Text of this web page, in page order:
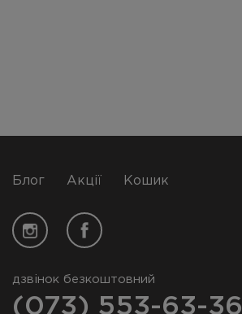
Блог Акції Кошик
дзвінок безкоштовний
(073) 553-63-36